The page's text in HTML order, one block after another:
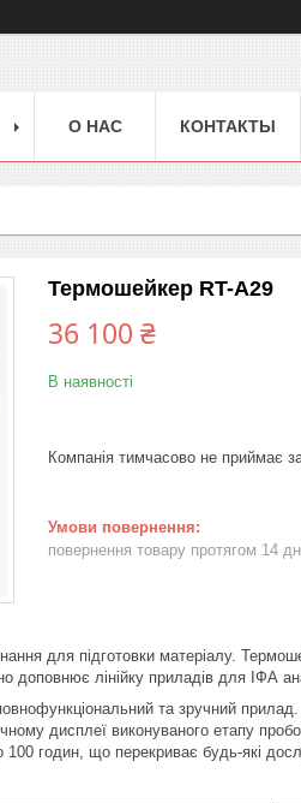
О НАС КОНТАКТЫ
Термошейкер RT-A29
36 100 ₴
В наявності
Компанія тимчасово не приймає
повернення товару протягом 14
для підготовки матеріалу.
доповнює лінійку приладів для ІФА
та зручний
дисплеї виконуваного етапу
годин, що перекриває будь-які